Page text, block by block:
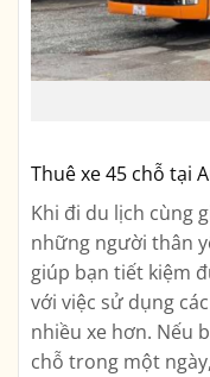
Thuê xe 45 chỗ tại
Khi đi du lịch cùng
những người thân
giúp bạn tiết kiệm
với việc sử dụng
nhiều xe hơn. Nếu
chỗ trong một